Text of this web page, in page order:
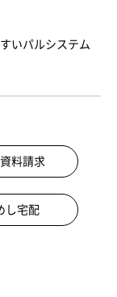
いパルシステム
料請求
し宅配